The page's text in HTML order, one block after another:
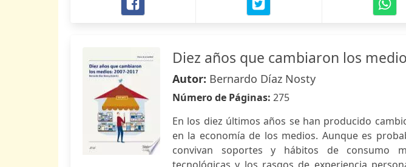
Diez años que cambiaron los
Autor: Bernardo Díaz Nosty
Número de Páginas: 275
En los diez últimos años se han producido
en la economía de los medios. Aunque es
convivan soportes y hábitos de consumo